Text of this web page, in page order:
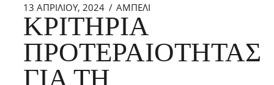
13 ΑΠΡΙΛΊΟΥ, 2024 ΑΜΠΕΛΙ
ΚΡΙΤΉΡΙΑ
ΠΡΟΤΕΡΑΙΌΤΗΤΑΣ
ΓΙΑ ΤΗ